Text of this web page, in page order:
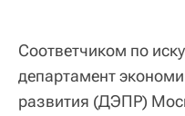
Соответчиком по
департамент
развития (ДЭПР)